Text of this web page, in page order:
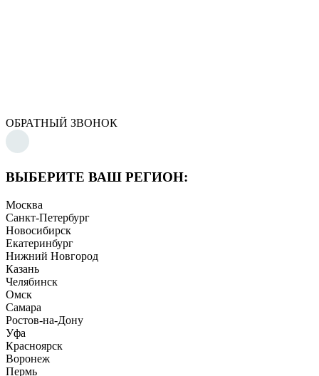
ОБРАТНЫЙ ЗВОНОК
ВЫБЕРИТЕ ВАШ РЕГИОН:
Москва
Санкт-Петербург
Новосибирск
Екатеринбург
Нижний Новгород
Казань
Челябинск
Омск
Самара
Ростов-на-Дону
Уфа
Красноярск
Воронеж
Пермь